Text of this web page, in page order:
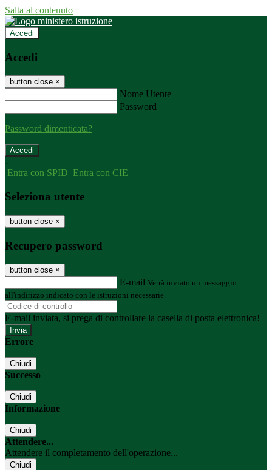
Salta al contenuto
Accedi
Accedi
button close ×
Nome Utente
Password
Password dimenticata?
-
Entra con SPID Entra con CIE
Seleziona utente
button close ×
Recupero password
button close ×
E-mail Verrà inviato un messaggio
all'indirizzo indicato con le istruzioni necessarie.
E-mail inviata, si prega di controllare la casella di posta elettronica!
Errore
Chiudi
Successo
Chiudi
Informazione
Chiudi
Attendere...
Attendere il completamento dell'operazione...
Chiudi